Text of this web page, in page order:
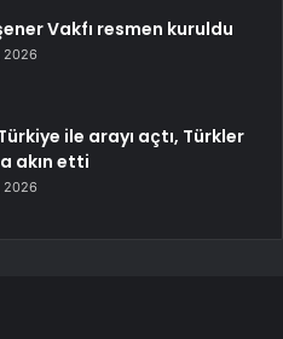
Vakfı resmen kuruldu
2026
ile arayı açtı, Türkler
akın etti
2026